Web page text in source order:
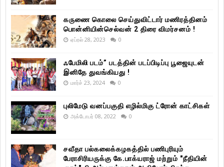
கருணை கொலை செய்துவிட்டார் மணிரத்தினம்
பொன்னியின்செல்வன் 2 திரை விமர்சனம் !
ஏப்ரல் 28, 2023 0
ஃபேமிலி படம்” படத்தின் படப்பிடிப்பு பூஜையுடன்
இனிதே துவங்கியது !
மார்ச் 23, 2024 0
புலிமேடு வனப்பகுதி எழில்மிகு ட்ரோன் காட்சிகள்
அக்டோபர் 08, 2022 0
சவீதா பல்கலைக்கழகத்தில் பணிபுரியும்
பேராசிரியருக்கு கே.பாக்யராஜ் மற்றும் "நீதியின்